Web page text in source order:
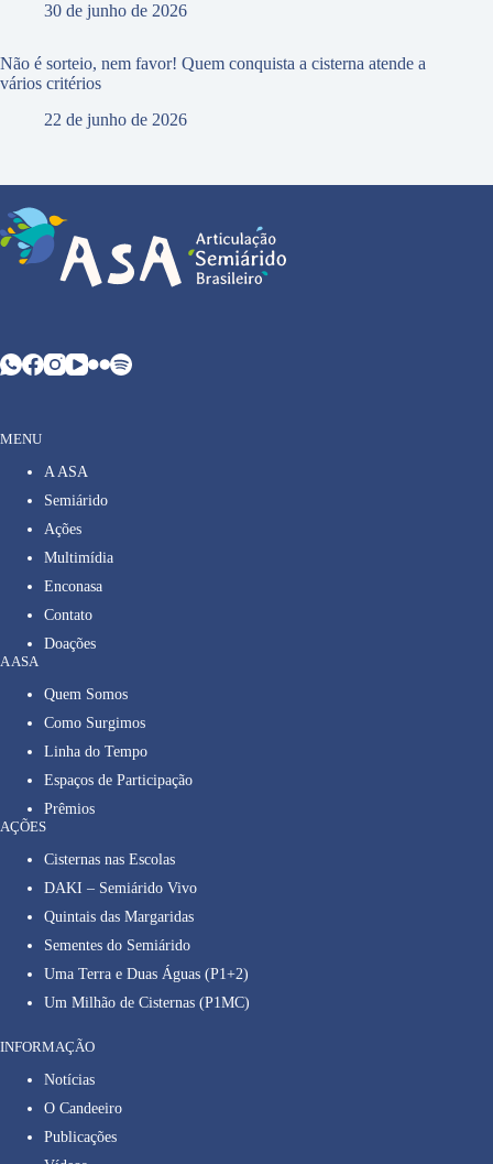
30 de junho de 2026
Não é sorteio, nem favor! Quem conquista a cisterna atende a
vários critérios
22 de junho de 2026
MENU
A ASA
Semiárido
Ações
Multimídia
Enconasa
Contato
Doações
A ASA
Quem Somos
Como Surgimos
Linha do Tempo
Espaços de Participação
Prêmios
AÇÕES
Cisternas nas Escolas
DAKI – Semiárido Vivo
Quintais das Margaridas
Sementes do Semiárido
Uma Terra e Duas Águas (P1+2)
Um Milhão de Cisternas (P1MC)
INFORMAÇÃO
Notícias
O Candeeiro
Publicações